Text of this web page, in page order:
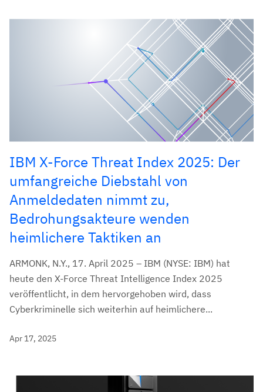
IBM X-Force Threat Index 2025: Der
umfangreiche Diebstahl von
Anmeldedaten nimmt zu,
Bedrohungsakteure wenden
heimlichere Taktiken an
ARMONK, N.Y., 17. April 2025 – IBM (NYSE: IBM) hat
heute den X-Force Threat Intelligence Index 2025
veröffentlicht, in dem hervorgehoben wird, dass
Cyberkriminelle sich weiterhin auf heimlichere...
Apr 17, 2025